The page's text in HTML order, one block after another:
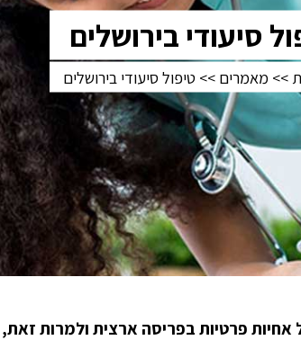
סיעודי בירושלים
>> מאמרים >> טיפול סיעודי בירושלים
פרטיות בפריסה ארצית ולמרות